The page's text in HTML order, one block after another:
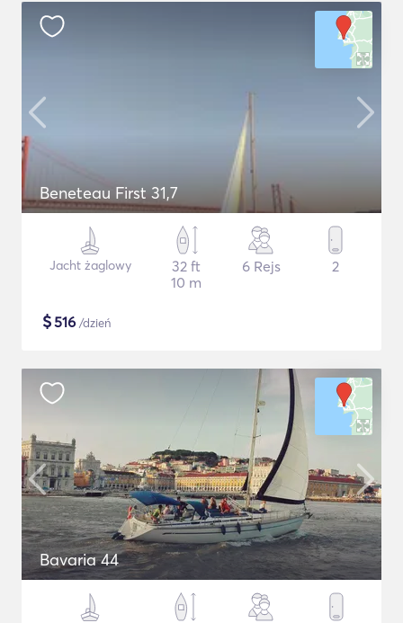
Beneteau First 31,7
Jacht żaglowy
32 ft
10 m
6 Rejs 2
$516 /dzień
Bavaria 44